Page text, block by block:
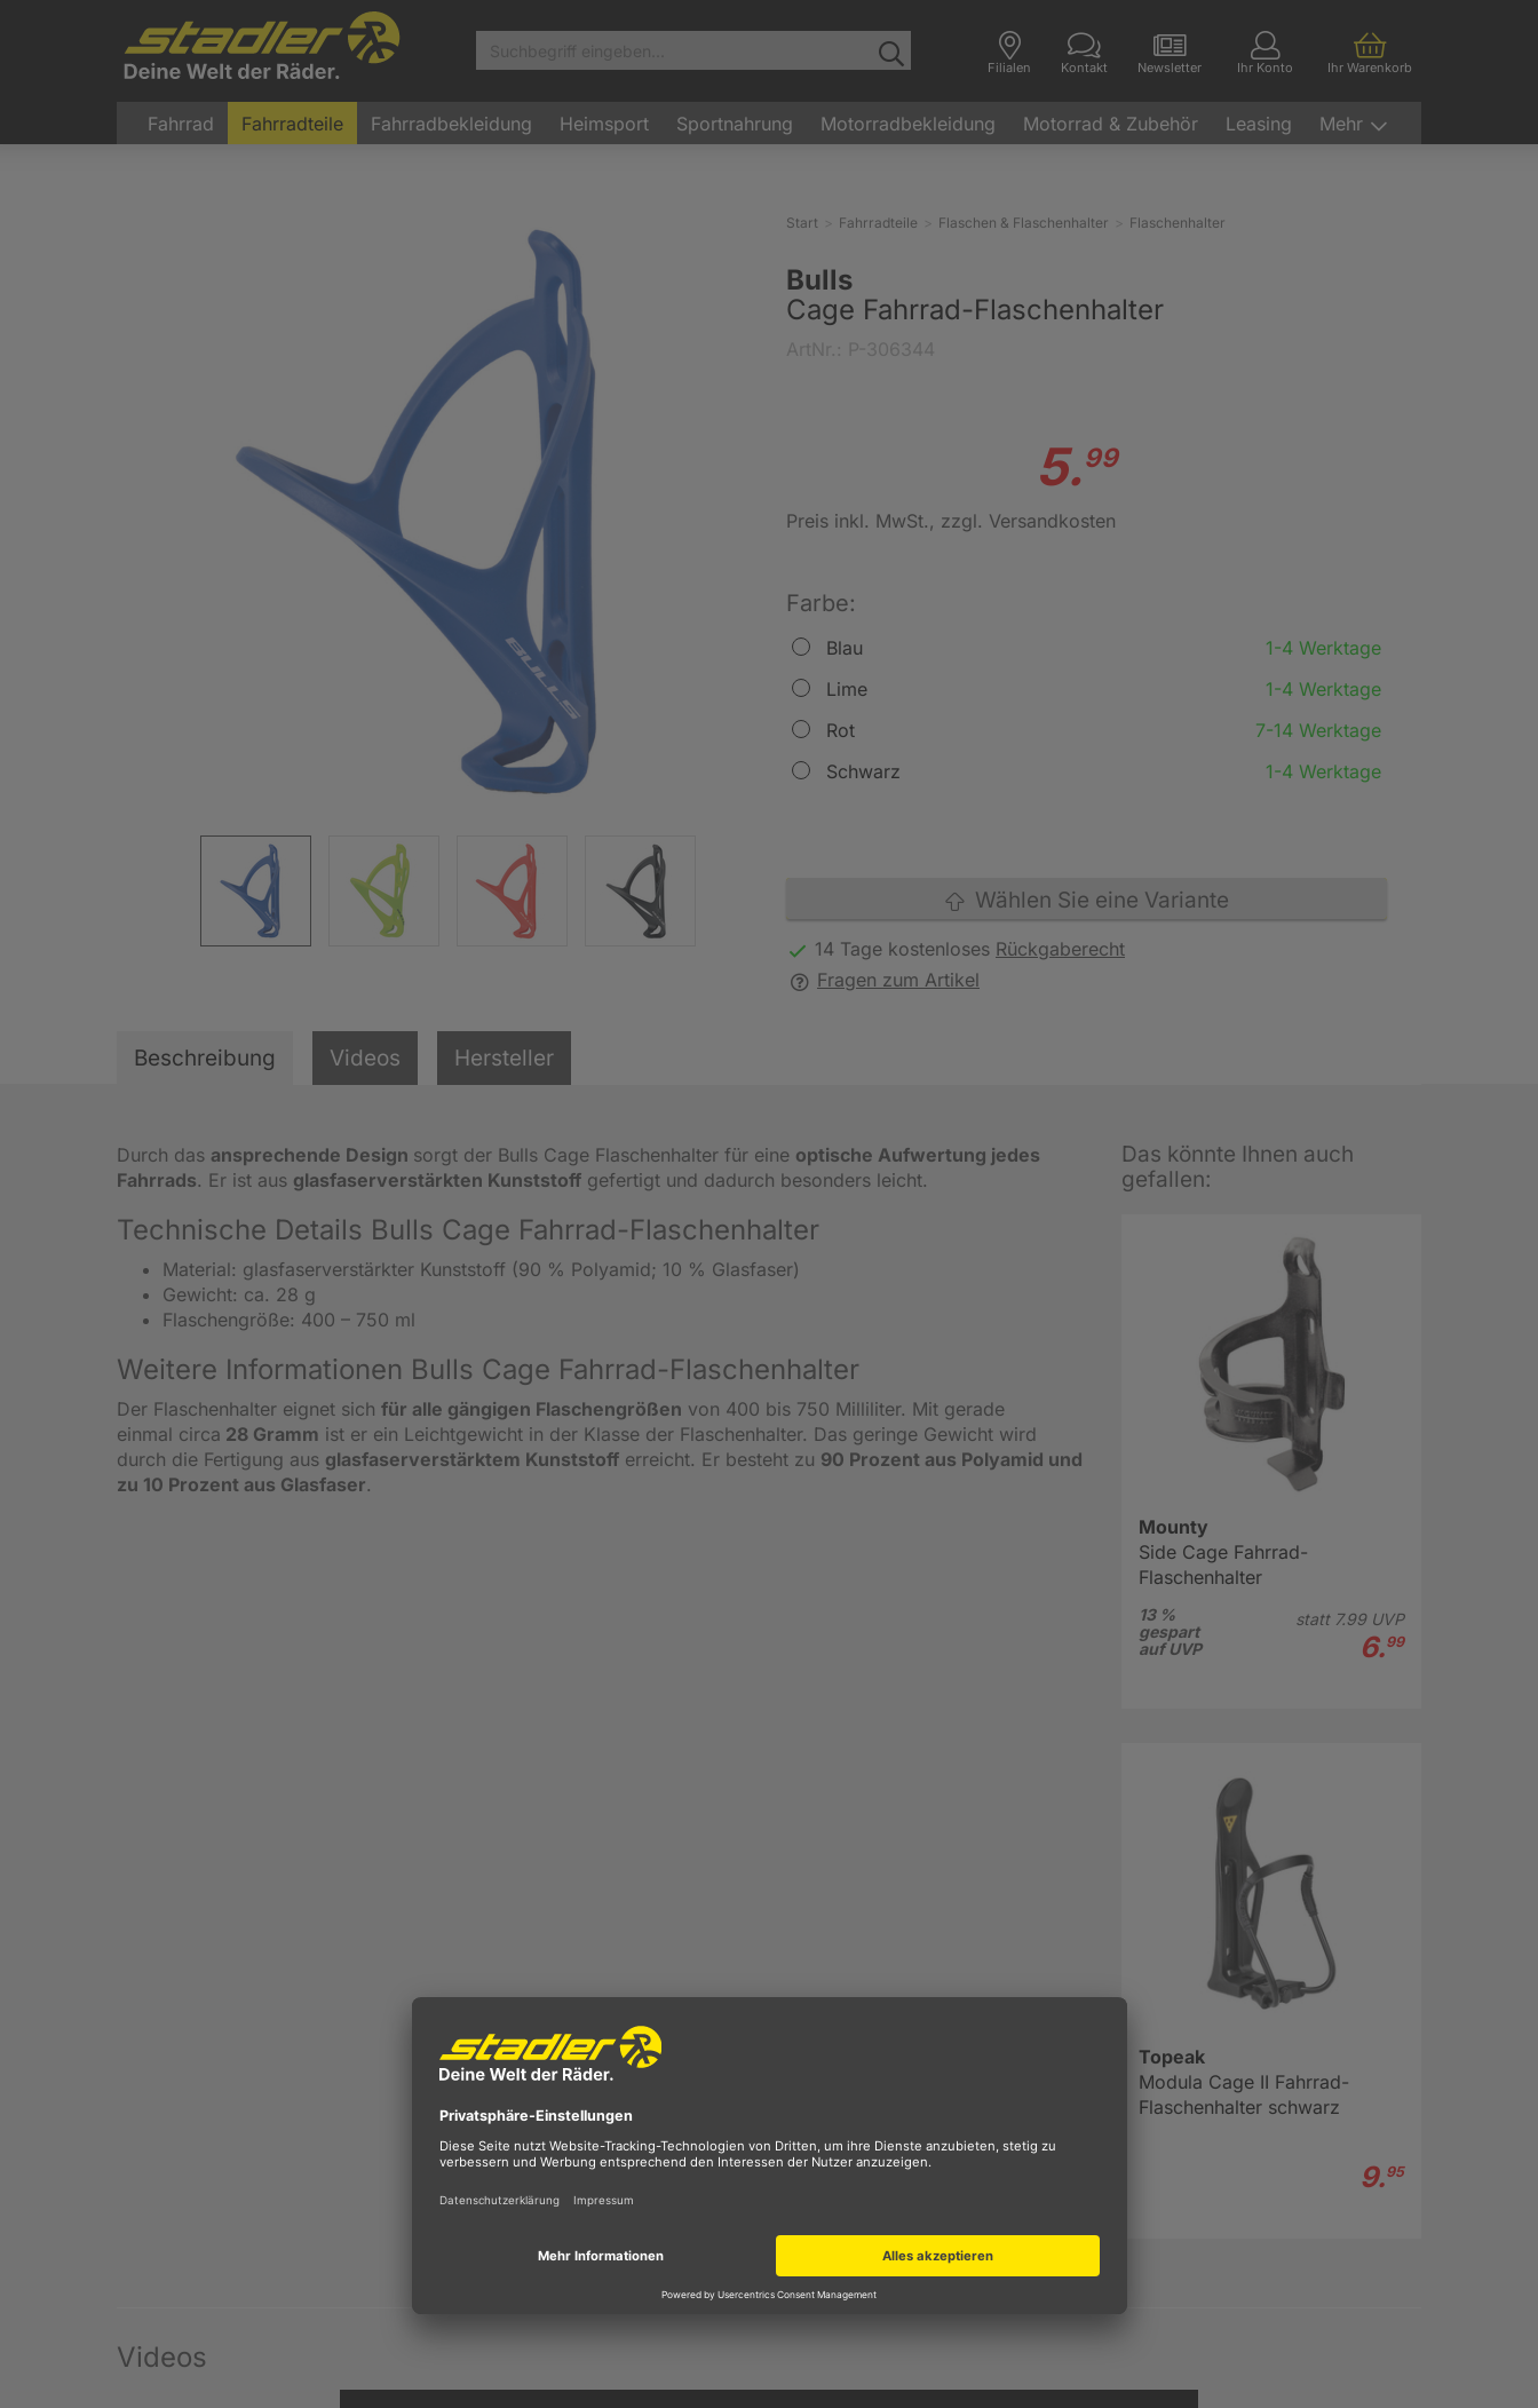
Filialen Kontakt Newsletter Ihr Konto Ihr Warenkorb
Fahrrad Fahrradteile Fahrradbekleidung Heimsport Sportnahrung Motorradbekleidung Motorrad & Zubehör Leasing Mehr
Start Fahrradteile Flaschen & Flaschenhalter Flaschenhalter
Bulls
Cage Fahrrad-Flaschenhalter
5.99
Preis inkl. MwSt., zzgl. Versandkosten
Farbe:
Blau
1-4 Werktage
Lime
1-4 Werktage
Rot
7-14 Werktage
Schwarz
1-4 Werktage
Wählen Sie eine Variante
14 Tage kostenloses Rückgaberecht
Fragen zum Artikel
Beschreibung Videos Hersteller
Durch das ansprechende Design sorgt der Bulls Cage Flaschenhalter für eine optische Aufwertung jedes
Fahrrads. Er ist aus glasfaserverstärkten Kunststoff gefertigt und dadurch besonders leicht.
Technische Details Bulls Cage Fahrrad-Flaschenhalter
Material: glasfaserverstärkter Kunststoff (90 % Polyamid; 10 % Glasfaser)
Gewicht: ca. 28 g
Flaschengröße: 400 – 750 ml
Weitere Informationen Bulls Cage Fahrrad-Flaschenhalter
Der Flaschenhalter eignet sich für alle gängigen Flaschengrößen von 400 bis 750 Milliliter. Mit gerade
einmal circa 28 Gramm ist er ein Leichtgewicht in der Klasse der Flaschenhalter. Das geringe Gewicht wird
durch die Fertigung aus glasfaserverstärktem Kunststoff erreicht. Er besteht zu 90 Prozent aus Polyamid und
zu 10 Prozent aus Glasfaser.
Das könnte Ihnen auch
gefallen:
Mounty
Side Cage Fahrrad-
Flaschenhalter
13 %
gespart
auf UVP
statt 7.99UVP
6.99
Topeak
Modula Cage II Fahrrad-
Flaschenhalter schwarz
9.95
Videos